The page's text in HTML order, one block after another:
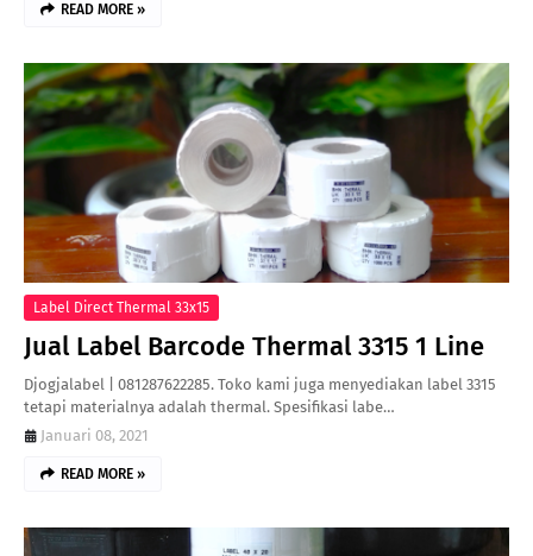
READ MORE »
Label Direct Thermal 33x15
Jual Label Barcode Thermal 3315 1 Line
Djogjalabel | 081287622285. Toko kami juga menyediakan label 3315
tetapi materialnya adalah thermal. Spesifikasi labe…
Januari 08, 2021
READ MORE »